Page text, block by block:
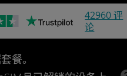
42960 评
论
餐。